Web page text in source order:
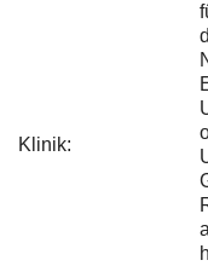
Klinik: